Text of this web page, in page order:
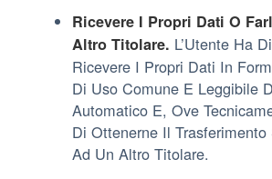
Ricevere I Propri Dati O
Altro Titolare. L’Utente Ha
Ricevere I Propri Dati In
Di Uso Comune E Leggibile
Automatico E, Ove
Di Ottenerne Il
Ad Un Altro Titolare.